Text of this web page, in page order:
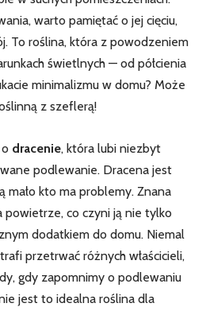
warto pamiętać o ‍jej cięciu,
To​ roślina, która z powodzeniem
świetlnych ⁣— od półcienia
⁣minimalizmu w domu? Może
z‍ szeflerą!
dracenie, która lubi niezbyt
podlewanie. Dracena jest‌
mało⁣ kto ma problemy. Znana
⁢powietrze, ​co czyni‌ ją nie tylko⁤
dodatkiem do ⁢domu. ⁢Niemal
przetrwać‌ różnych właścicieli,
gdy​ zapomnimy o podlewaniu
jest‌ to idealna roślina dla​